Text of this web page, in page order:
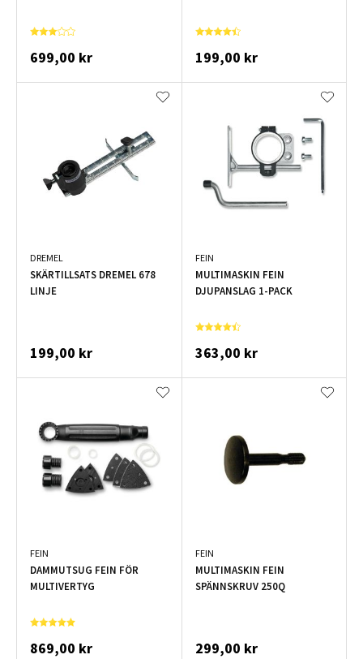
699,00 kr 199,00 kr
DREMEL
SKÄRTILLSATS DREMEL 678
LINJE
199,00 kr
FEIN
MULTIMASKIN FEIN
DJUPANSLAG 1-PACK
363,00 kr
FEIN
DAMMUTSUG FEIN FÖR
MULTIVERTYG
869,00 kr
FEIN
MULTIMASKIN FEIN
SPÄNNSKRUV 250Q
299,00 kr